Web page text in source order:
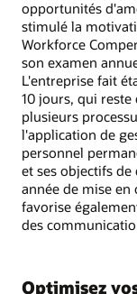
opportunités
stimulé la
Workforce
son examen
L'entreprise fait
10 jours, qui
plusieurs
l'application de
personnel
et ses objectifs
année de mise
favorise
des
Optimisez